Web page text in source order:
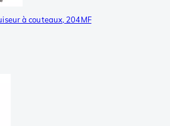
à couteaux, 204MF